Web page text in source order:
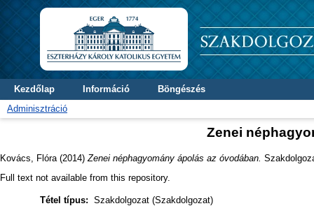
Kezdőlap Információ
Böngészés
Adminisztráció
Zenei
Kovács, Flóra (2014) Zenei néphagyomány ápolás az óvodában.
Full text not available from this repository.
Tétel típus: Szakdolgozat (Szakdolgozat)